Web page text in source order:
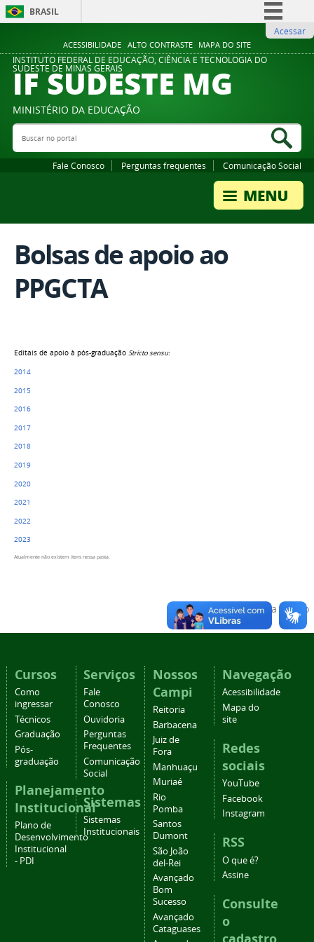
ACESSIBILIDADE ALTO CONTRASTE MAPA DO SITE
BRASIL
Comunica BR
Participe
Legislação
Acessar
INSTITUTO FEDERAL DE EDUCAÇÃO, CIÊNCIA E TECNOLOGIA DO
SUDESTE DE MINAS GERAIS
IF SUDESTE MG
MINISTÉRIO DA EDUCAÇÃO
Buscar no portal
Fale Conosco Perguntas frequentes Comunicação Social
Bolsas de apoio ao
PPGCTA
Editais de apoio à pós-graduação Stricto sensu:
2014
2015
2016
2017
2018
2019
2020
2021
2022
2023
Atualmente não existem itens nessa pasta.
Voltar para o topo
Cursos
Como
ingressar
Técnicos
Graduação
Pós-
graduação
Planejamento
Institucional
Plano de
Desenvolvimento
Institucional
- PDI
Serviços
Fale
Conosco
Ouvidoria
Perguntas
Frequentes
Comunicação
Social
Sistemas
Sistemas
Institucionais
Nossos
Campi
Reitoria
Barbacena
Juiz de
Fora
Manhuaçu
Muriaé
Rio
Pomba
Santos
Dumont
São João
del-Rei
Avançado
Bom
Sucesso
Avançado
Cataguases
Navegação
Acessibilidade
Mapa do
site
Redes
sociais
YouTube
Facebook
Instagram
RSS
O que é?
Assine
Consulte
o